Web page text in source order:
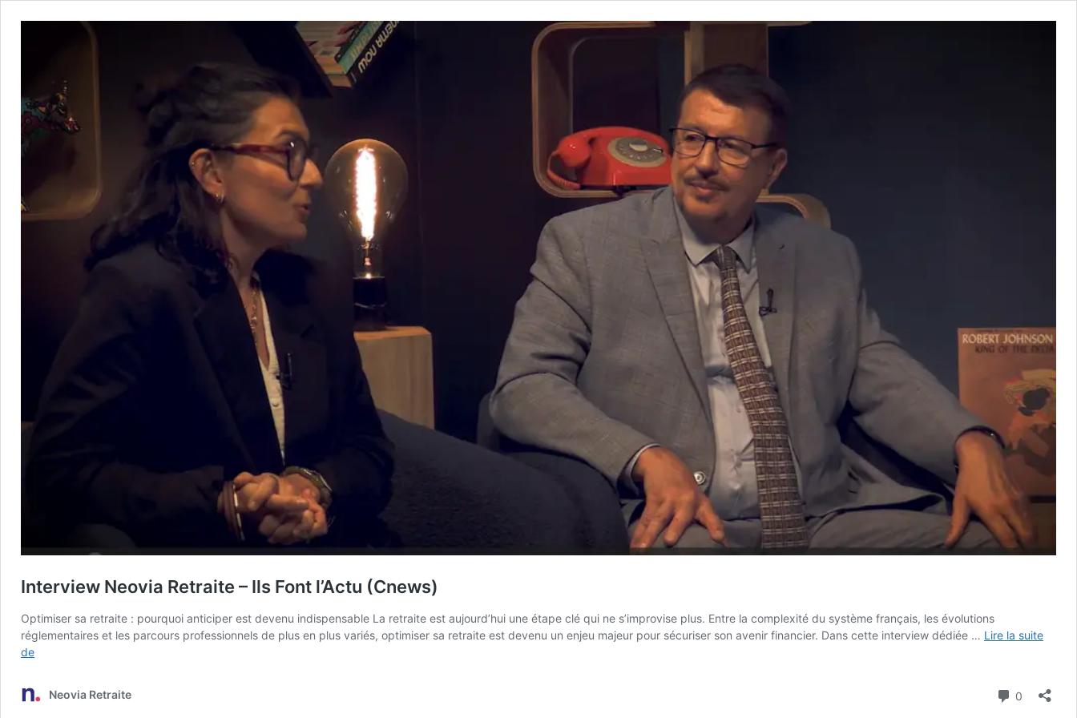
Interview Neovia Retraite – Ils Font l’Actu (Cnews)
Optimiser sa retraite : pourquoi anticiper est devenu indispensable La retraite est aujourd’hui une étape clé qui ne s’improvise plus. Entre la complexité du système français, les évolutions
réglementaires et les parcours professionnels de plus en plus variés, optimiser sa retraite est devenu un enjeu majeur pour sécuriser son avenir financier. Dans cette interview dédiée … Lire la suite
deInterview
–
Neovia Retraite 0